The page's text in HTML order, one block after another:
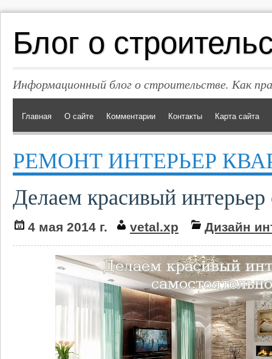
Блог о
Информационный блог о строительстве. Как
Главная О сайте Комментарии Контакты Карта сайта
РЕМОНТ ИНТЕРЬЕР
Делаем красивый интерьер
4 мая 2014 г. vetal.xp Дизайн